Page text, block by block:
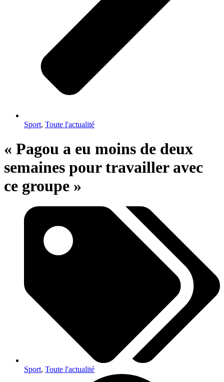
Sport, Toute l'actualité
« Pagou a eu moins de deux
semaines pour travailler avec
ce groupe »
Sport, Toute l'actualité